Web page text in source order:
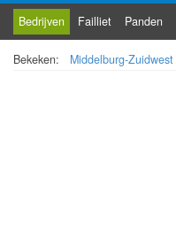
Bedrijven Failliet Panden
Bekeken: Middelburg-Zuidwest